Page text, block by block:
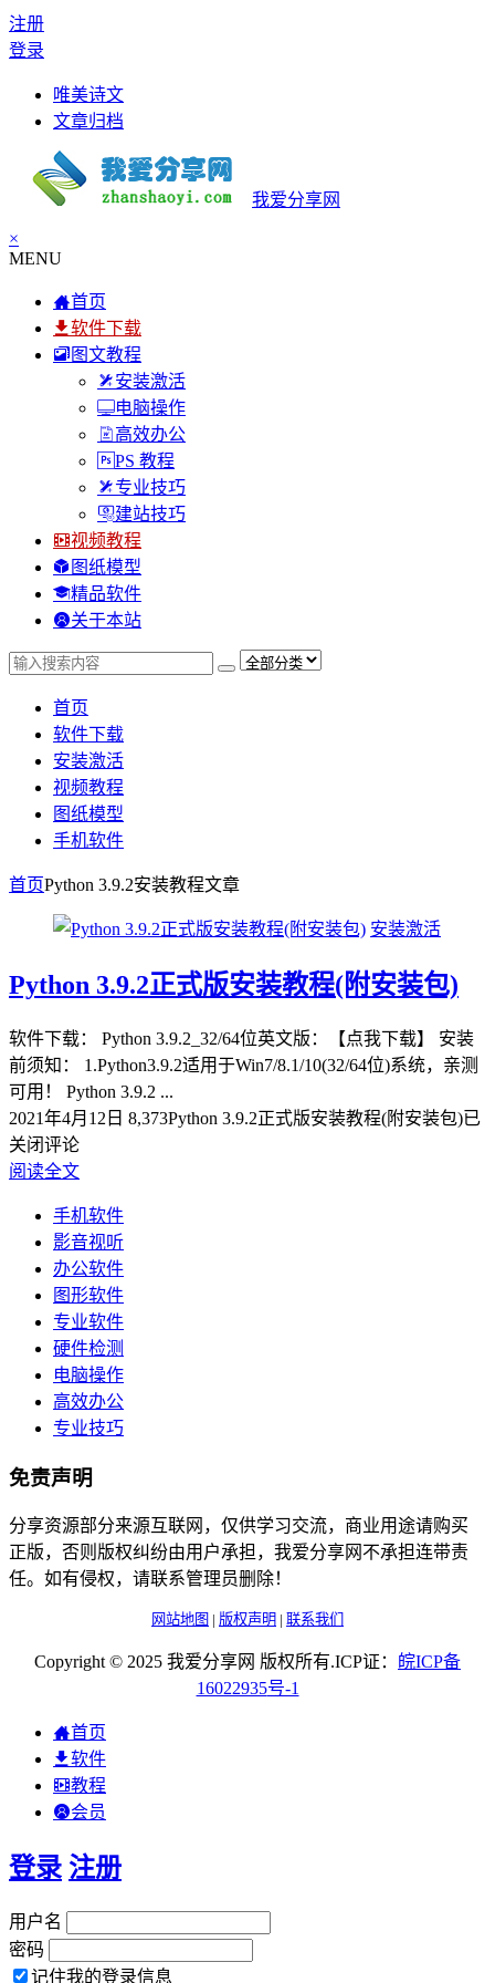
注册
登录
唯美诗文
文章归档
我爱分享网
×
MENU
首页
软件下载
图文教程
安装激活
电脑操作
高效办公
PS 教程
专业技巧
建站技巧
视频教程
图纸模型
精品软件
关于本站
首页
软件下载
安装激活
视频教程
图纸模型
手机软件
首页Python 3.9.2安装教程文章
安装激活
Python 3.9.2正式版安装教程(附安装包)
软件下载： Python 3.9.2_32/64位英文版：【点我下载】 安装
前须知： 1.Python3.9.2适用于Win7/8.1/10(32/64位)系统，亲测
可用！ Python 3.9.2 ...
2021年4月12日 8,373Python 3.9.2正式版安装教程(附安装包)已
关闭评论
阅读全文
手机软件
影音视听
办公软件
图形软件
专业软件
硬件检测
电脑操作
高效办公
专业技巧
免责声明
分享资源部分来源互联网，仅供学习交流，商业用途请购买
正版，否则版权纠纷由用户承担，我爱分享网不承担连带责
任。如有侵权，请联系管理员删除！
网站地图 | 版权声明 | 联系我们
Copyright © 2025 我爱分享网 版权所有.ICP证： 皖ICP备
16022935号-1
首页
软件
教程
会员
登录 注册
用户名
密码
记住我的登录信息